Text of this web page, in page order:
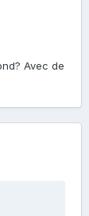
Avec de